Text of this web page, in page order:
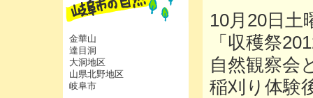
金華山
達目洞
大洞地区
山県北野地区
岐阜市
10月20日土
「収穫祭
自然観察会
稲刈り体験